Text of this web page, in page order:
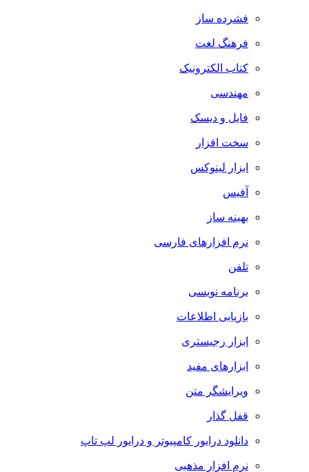
فشرده ساز
فرهنگ لغت
کتاب الکترونیک
مهندسی
فایل و دیسک
سخت افزار
ابزار لینوکس
آفیس
بهینه ساز
نرم افزارهای فارسی
تلفن
برنامه نویسی
بازیابی اطلاعات
ابزار رجیستری
ابزارهای مفید
ویرایشگر متن
قفل گذار
دانلود درایور کامپیوتر و درایور لپ تاپ
نرم افزار مذهبی